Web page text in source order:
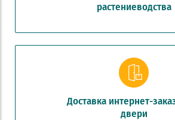
растениеводства
Доставка интернет-
двери